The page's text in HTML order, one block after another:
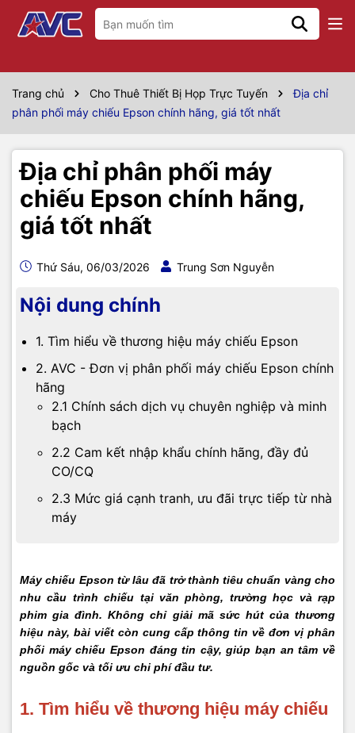
Trang chủ Cho Thuê Thiết Bị Họp Trực Tuyến
Địa chỉ
phân phối máy chiếu Epson chính hãng, giá tốt nhất
Địa chỉ phân phối máy
chiếu Epson chính hãng,
giá tốt nhất
Thứ Sáu, 06/03/2026 Trung Sơn Nguyễn
Nội dung chính
1. Tìm hiểu về thương hiệu máy chiếu Epson
2. AVC - Đơn vị phân phối máy chiếu Epson chính
hãng
2.1 Chính sách dịch vụ chuyên nghiệp và minh
bạch
2.2 Cam kết nhập khẩu chính hãng, đầy đủ
CO/CQ
2.3 Mức giá cạnh tranh, ưu đãi trực tiếp từ nhà
máy
Máy chiếu Epson từ lâu đã trở thành tiêu chuẩn vàng cho
nhu cầu trình chiếu tại văn phòng, trường học và rạp
phim gia đình. Không chỉ giải mã sức hút của thương
hiệu này, bài viết còn cung cấp thông tin về đơn vị phân
phối máy chiếu Epson đáng tin cậy, giúp bạn an tâm về
nguồn gốc và tối ưu chi phí đầu tư.
1. Tìm hiểu về thương hiệu máy chiếu